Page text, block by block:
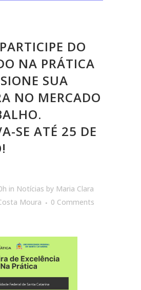
PARTICIPE DO
NA PRÁTICA
SUA
NO MERCADO
SE ATÉ 25 DE
in Notícias by Maria Clara
Moura
0 Comments